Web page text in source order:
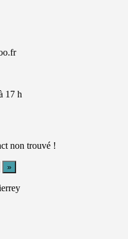
17 h
non trouvé !